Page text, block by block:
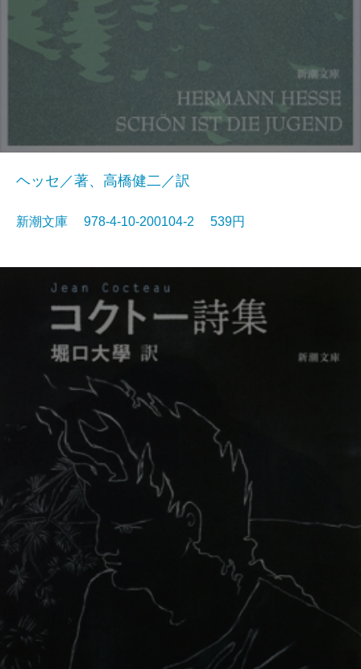
ヘッセ／著、高橋健二／訳
新潮文庫 978-4-10-200104-2 539円